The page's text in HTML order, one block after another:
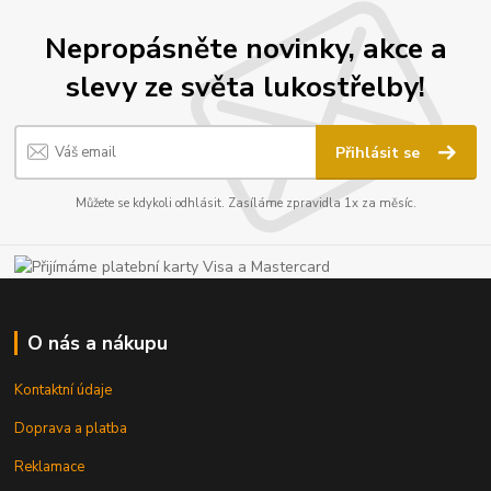
Nepropásněte novinky, akce a
slevy ze světa lukostřelby!
Přihlásit se
Můžete se kdykoli odhlásit. Zasíláme zpravidla 1x za měsíc.
O nás a nákupu
Kontaktní údaje
Doprava a platba
Reklamace